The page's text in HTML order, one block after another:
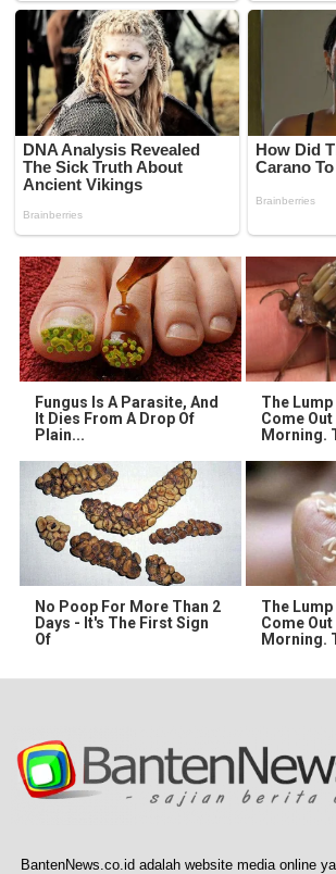
Fungus Is A Parasite, And
It Dies From A Drop Of
Plain...
The Lump
Come
Morning.
No Poop For More Than 2
Days - It's The First Sign
Of
The Lump
Come Out
Morning.
BantenNews.co.id adalah website media online